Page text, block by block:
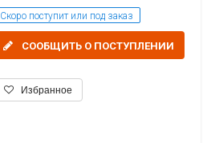
Скоро поступит или под заказ
СООБЩИТЬ О ПОСТУПЛЕНИИ
Избранное